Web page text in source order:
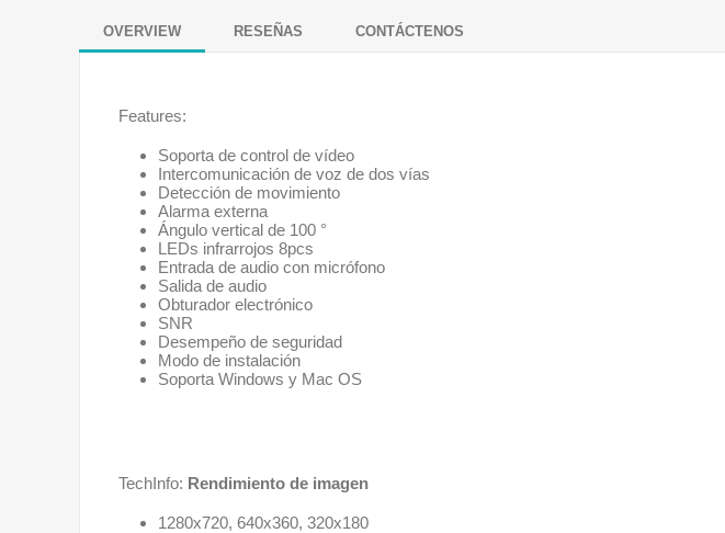
OVERVIEW RESEÑAS CONTÁCTENOS
Features:
Soporta de control de vídeo
Intercomunicación de voz de dos vías
Detección de movimiento
Alarma externa
Ángulo vertical de 100 °
LEDs infrarrojos 8pcs
Entrada de audio con micrófono
Salida de audio
Obturador electrónico
SNR
Desempeño de seguridad
Modo de instalación
Soporta Windows y Mac OS
TechInfo: Rendimiento de imagen
1280x720, 640x360, 320x180